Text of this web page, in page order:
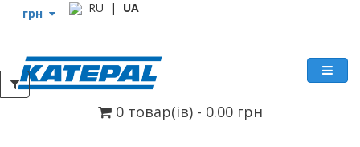
грн RU | UA
0 товар(ів) - 0.00грн